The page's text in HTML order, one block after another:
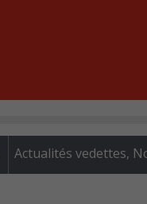
Actualités vedettes,